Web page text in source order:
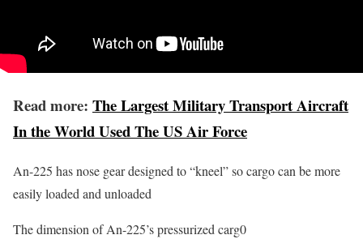
Read more: The Largest Military Transport Aircraft
In the World Used The US Air Force
An-225 has nose gear designed to “kneel” so cargo can be more
easily loaded and unloaded
The dimension of An-225’s pressurized carg0